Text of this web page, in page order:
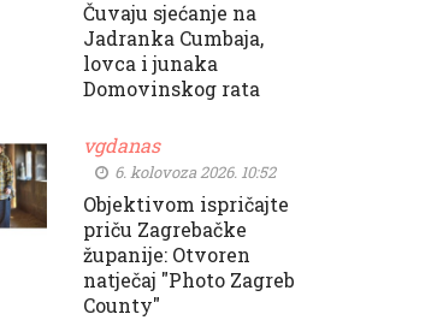
Čuvaju sjećanje na
Jadranka Cumbaja,
lovca i junaka
Domovinskog rata
vgdanas
6. kolovoza 2026. 10:52
Objektivom ispričajte
priču Zagrebačke
županije: Otvoren
natječaj "Photo Zagreb
County"